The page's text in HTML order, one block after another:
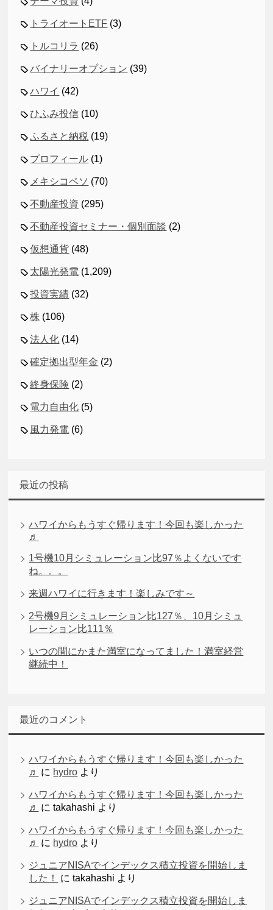
トライオートETF (3)
トルコリラ (26)
バイナリーオプション (39)
ハワイ (42)
ひふみ投信 (10)
ふるさと納税 (19)
プロフィール (1)
メキシコペソ (70)
不動産投資 (295)
不動産投資セミナー・個別面談 (2)
仮想通貨 (48)
太陽光発電 (1,209)
投資実績 (32)
株 (106)
法人化 (14)
確定拠出型年金 (2)
終身保険 (2)
電力自由化 (5)
風力発電 (6)
最近の投稿
ハワイからもうすぐ帰ります！今回も楽しかった
♬
1号機10月シミュレーション比97％よくないです
ね。。。
来週ハワイに行きます！楽しみです～
2号機9月シミュレーション比127％、10月シミュ
レーション比111％
いつの間にかまた満室になってました！満室経営
継続中！
最近のコメント
ハワイからもうすぐ帰ります！今回も楽しかった
♬
に hydro より
ハワイからもうすぐ帰ります！今回も楽しかった
♬
にtakahashi より
ハワイからもうすぐ帰ります！今回も楽しかった
♬
に hydro より
ジュニアNISAでインデックス積立投資を開始しま
した！
にtakahashi より
ジュニアNISAでインデックス積立投資を開始しま